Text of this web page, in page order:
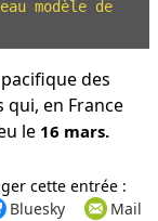
modèle de
des
qui, en France
le 16 mars.
cette entrée :
Bluesky Mail